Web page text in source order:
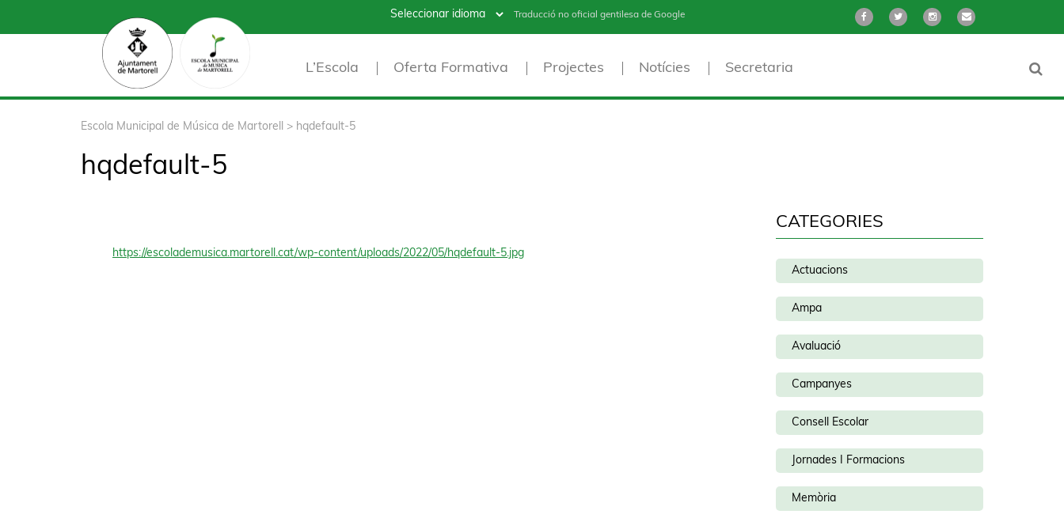
Traducció no oficial gentilesa de Google
L’Escola Oferta Formativa Projectes Notícies Secretaria
Escola Municipal de Música de Martorell > hqdefault-5
hqdefault-5
https://escolademusica.martorell.cat/wp-content/uploads/2022/05/hqdefault-5.jpg
CATEGORIES
Actuacions
Ampa
Avaluació
Campanyes
Consell Escolar
Jornades I Formacions
Memòria